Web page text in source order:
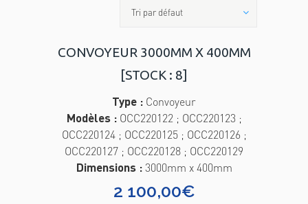
Tri par défaut
CONVOYEUR 3000MM X 400MM
[STOCK : 8]
Type : Convoyeur
Modèles :OCC220122 ; OCC220123 ;
OCC220124 ; OCC220125 ; OCC220126 ;
OCC220127 ; OCC220128 ; OCC220129
Dimensions :3000mm x 400mm
2 100,00€